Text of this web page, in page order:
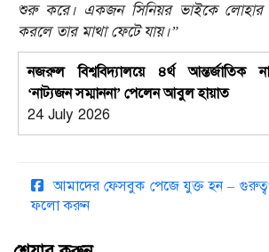
শুরু করে। একজন সিনিয়র ভাইকে
করলে তার মাথা ফেটে যায়।”
নজরুল বিশ্ববিদ্যালয়ে ৪র্থ আন্তর্জাতিক
‘নাট্যজন সম্মাননা’ পেলেন আবুল হায়াত
24 July 2026
আমাদের ফেসবুক পেজে যুক্ত হন –
ফলো করুন